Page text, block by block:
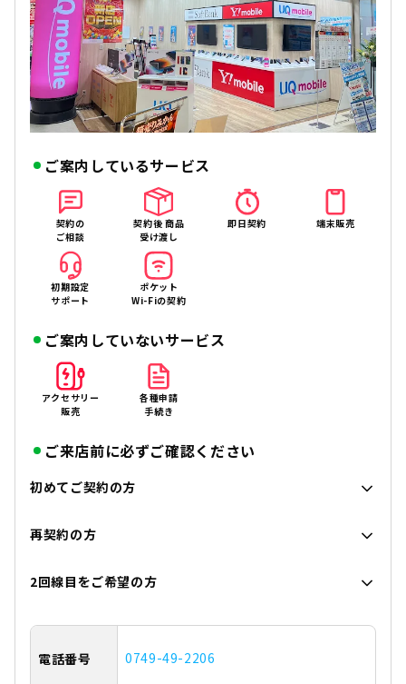
ご案内しているサービス
契約の
ご相談
契約後 商品
受け渡し
即日契約 端末販売
初期設定
サポート
ポケット
Wi-Fiの契約
ご案内していないサービス
アクセサリー
販売
各種申請
手続き
ご来店前に必ずご確認ください
初めてご契約の方
再契約の方
2回線目をご希望の方
電話番号 0749-49-2206